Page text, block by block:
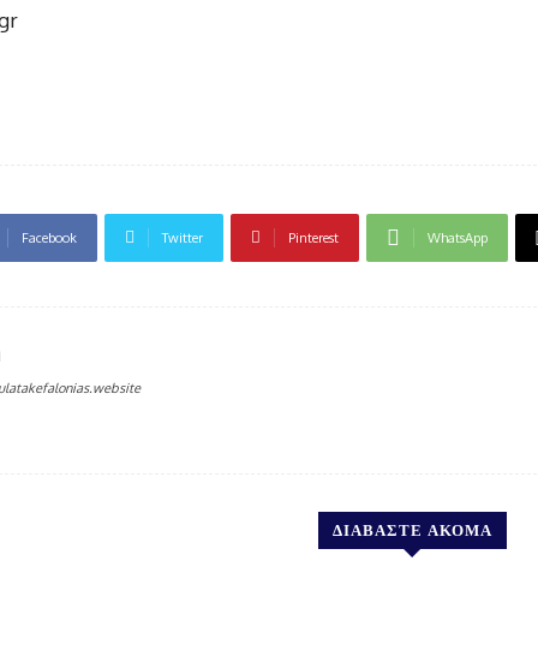
Facebook Twitter Pinterest WhatsApp
ΔΙΑΒΑΣΤΕ ΑΚΟΜΑ